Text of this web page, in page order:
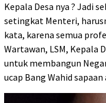
Kepala Desa nya ? Jadi
setingkat Menteri,
kata, karena semua
Wartawan, LSM, Kepala
untuk membangun
ucap Bang Wahid sapaan